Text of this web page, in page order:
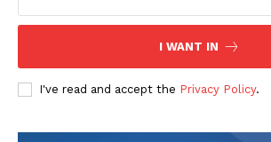
I WANT IN
I've read and accept the Privacy Policy.